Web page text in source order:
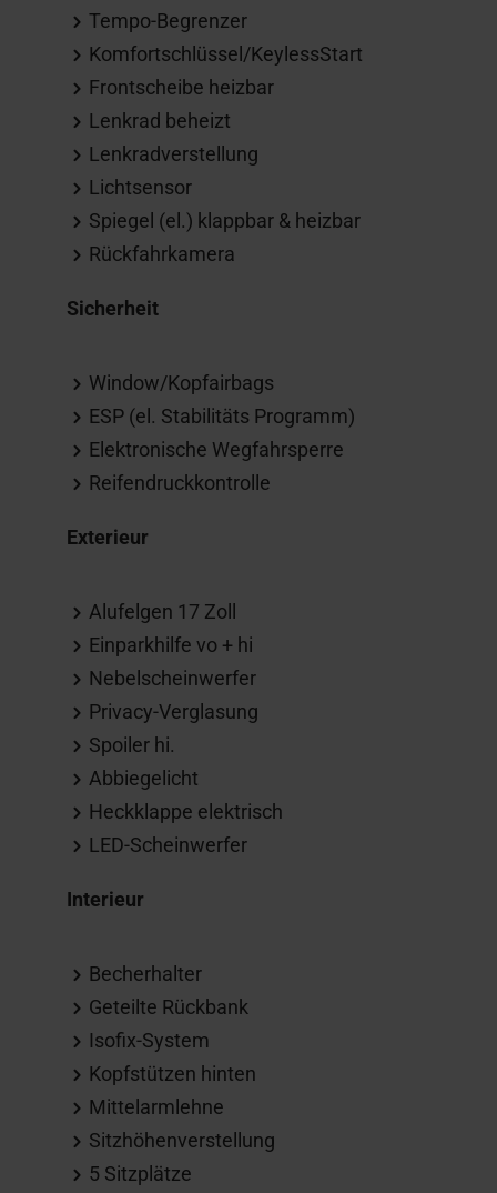
Tempo-Begrenzer
Komfortschlüssel/KeylessStart
Frontscheibe heizbar
Lenkrad beheizt
Lenkradverstellung
Lichtsensor
Spiegel (el.) klappbar & heizbar
Rückfahrkamera
Sicherheit
Window/Kopfairbags
ESP (el. Stabilitäts Programm)
Elektronische Wegfahrsperre
Reifendruckkontrolle
Exterieur
Alufelgen 17 Zoll
Einparkhilfe vo + hi
Nebelscheinwerfer
Privacy-Verglasung
Spoiler hi.
Abbiegelicht
Heckklappe elektrisch
LED-Scheinwerfer
Interieur
Becherhalter
Geteilte Rückbank
Isofix-System
Kopfstützen hinten
Mittelarmlehne
Sitzhöhenverstellung
5 Sitzplätze